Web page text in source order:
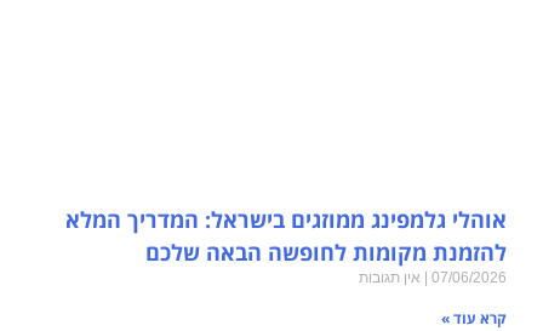
אוהלי גלמפינג ממוזגים בישראל: המדריך המלא
להזמנת מקומות לחופשה הבאה שלכם
07/06/2026 אין תגובות
קרא עוד »